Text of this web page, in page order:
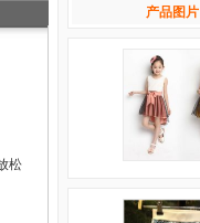
松
产品图片